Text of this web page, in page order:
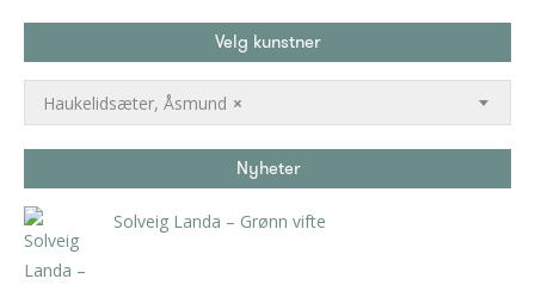
Velg kunstner
×
Haukelidsæter, Åsmund
Nyheter
Solveig Landa – Grønn vifte